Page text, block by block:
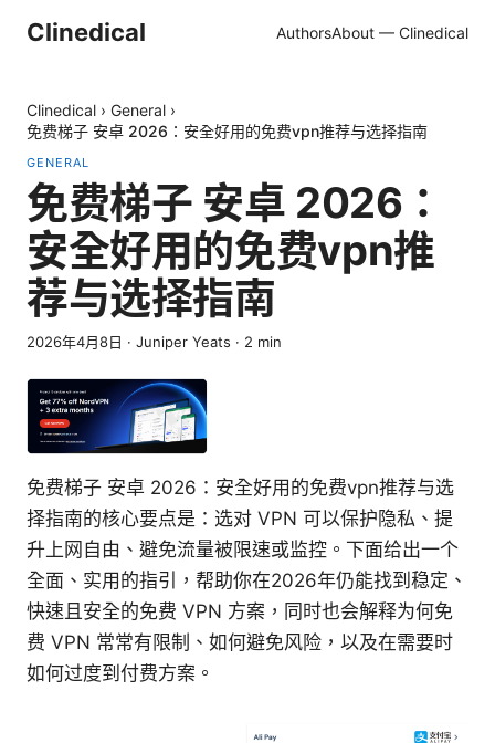
Clinedical AuthorsAbout — Clinedical
Clinedical › General ›
免费梯子 安卓 2026：安全好用的免费vpn推荐与选择指南
GENERAL
免费梯子 安卓 2026：
安全好用的免费vpn推
荐与选择指南
2026年4月8日 · Juniper Yeats · 2 min
免费梯子 安卓 2026：安全好用的免费vpn推荐与选
择指南的核心要点是：选对 VPN 可以保护隐私、提
升上网自由、避免流量被限速或监控。下面给出一个
全面、实用的指引，帮助你在2026年仍能找到稳定、
快速且安全的免费 VPN 方案，同时也会解释为何免
费 VPN 常常有限制、如何避免风险，以及在需要时
如何过度到付费方案。